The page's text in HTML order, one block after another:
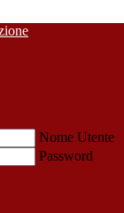
Nome Utente
Password